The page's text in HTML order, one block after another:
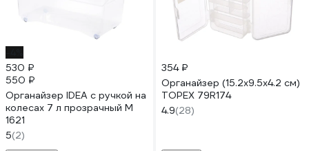
530 ₽
550 ₽
Органайзер IDEA с ручкой на
колесах 7 л прозрачный М
1621
5(2)
354 ₽
Органайзер (15.2x9.5x4.2 см)
TOPEX 79R174
4.9(28)